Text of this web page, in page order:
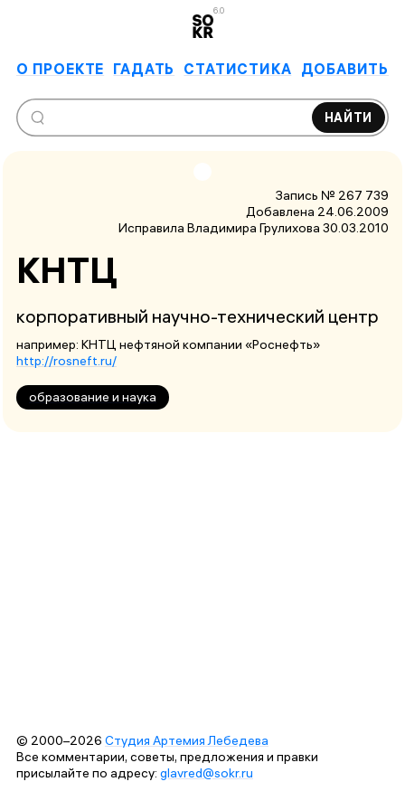
6.0
О ПРОЕКТЕ ГАДАТЬ СТАТИСТИКА ДОБАВИТЬ
НАЙТИ
Запись № 267 739
Добавлена 24.06.2009
Исправила Владимира Грулихова 30.03.2010
КНТЦ
корпоративный научно-технический центр
например: КНТЦ нефтяной компании «Роснефть»
http://rosneft.ru/
образование и наука
© 2000–2026 Студия Артемия Лебедева
Все комментарии, советы, предложения и правки
присылайте по адресу: glavred@sokr.ru